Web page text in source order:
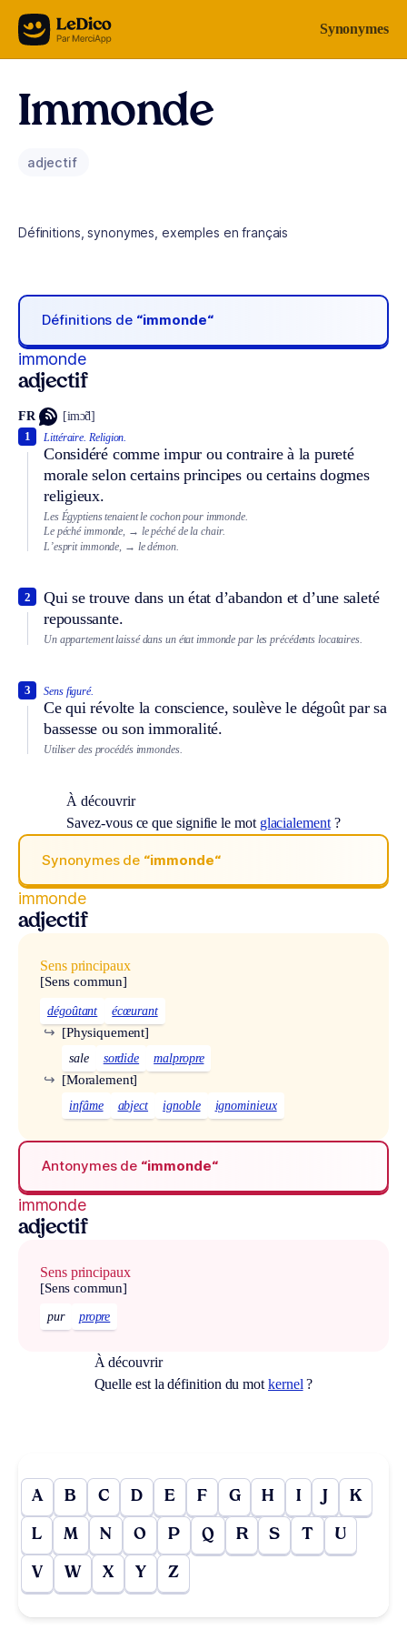
Aller au contenu Synonymes
Immonde
adjectif
Définitions, synonymes, exemples en français
Définitions de “immonde“
immonde
adjectif
FR [imɔ̃d]
Littéraire. Religion.
Considéré comme impur ou contraire à la pureté
morale selon certains principes ou certains dogmes
religieux.
1
Les Égyptiens tenaient le cochon pour immonde.
Le péché immonde, → le péché de la chair.
L’esprit immonde, → le démon.
Qui se trouve dans un état d’abandon et d’une saleté
repoussante.
2
Un appartement laissé dans un état immonde par les précédents locataires.
Sens figuré.
Ce qui révolte la conscience, soulève le dégoût par sa
bassesse ou son immoralité.
3
Utiliser des procédés immondes.
À découvrir
Savez-vous ce que signifie le mot glacialement?
Synonymes de “immonde“
immonde
adjectif
Sens principaux
[Sens commun]
dégoûtant écœurant
[Physiquement]
↪
sale sordide malpropre
[Moralement]
↪
infâme abject ignoble ignominieux
Antonymes de “immonde“
immonde
adjectif
Sens principaux
[Sens commun]
pur propre
À découvrir
Quelle est la définition du motkernel ?
A B C D E F G H I J K
L M N O P Q R S T U
V W X Y Z